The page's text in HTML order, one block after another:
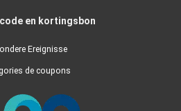
en kortingsbon
Ereignisse
de coupons